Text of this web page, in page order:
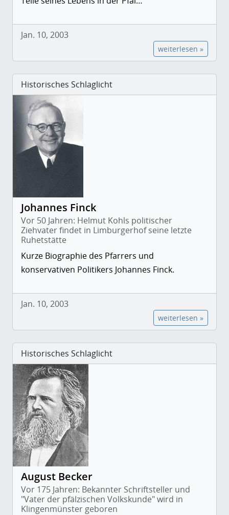
Jan. 10, 2003
weiterlesen »
Historisches Schlaglicht
Johannes Finck
Vor 50 Jahren: Helmut Kohls politischer
Ziehvater findet in Limburgerhof seine letzte
Ruhetstätte
Kurze Biographie des Pfarrers und
konservativen Politikers Johannes Finck.
Jan. 10, 2003
weiterlesen »
Historisches Schlaglicht
August Becker
Vor 175 Jahren: Bekannter Schriftsteller und
"Vater der pfälzischen Volkskunde" wird in
Klingenmünster geboren